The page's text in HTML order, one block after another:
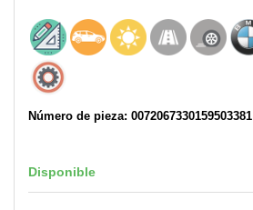
Número de pieza: 0072067330159503381
Disponible